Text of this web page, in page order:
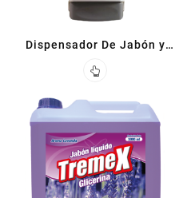
Dispensador De Jabón y
Alcohol Gel